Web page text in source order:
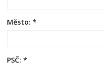
Město: *
PSČ: *